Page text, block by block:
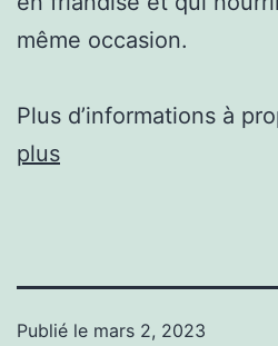
même occasion.
Plus d’informations à
plus
Publié le mars 2, 2023